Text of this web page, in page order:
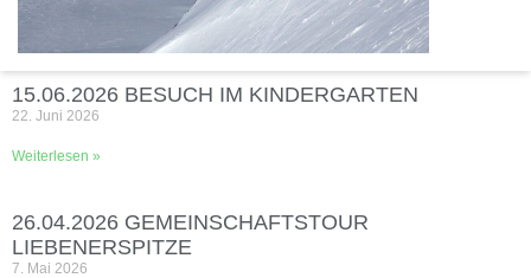
15.06.2026 BESUCH IM KINDERGARTEN
22. Juni 2026
Weiterlesen »
26.04.2026 GEMEINSCHAFTSTOUR
LIEBENERSPITZE
7. Mai 2026